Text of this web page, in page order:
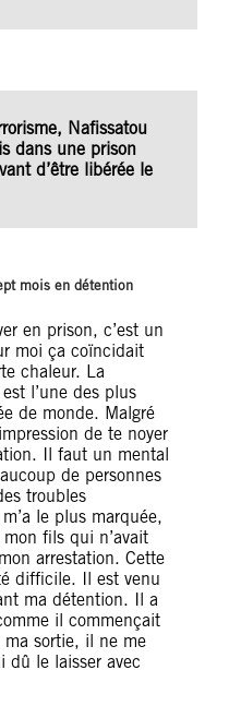
Nafissatou
dans une prison
d’être libérée le
mois en détention
en prison, c’est un
moi ça coïncidait
chaleur. La
l’une des plus
de monde. Malgré
de te noyer
Il faut un mental
de personnes
troubles
le plus marquée,
fils qui n’avait
arrestation. Cette
difficile. Il est venu
ma détention. Il a
il commençait
ma sortie, il ne me
dû le laisser avec